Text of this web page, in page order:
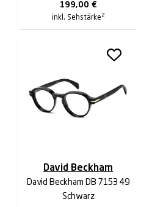
199,00 €
inkl. Sehstärke 2
David Beckham
David Beckham DB 7153 49
Schwarz